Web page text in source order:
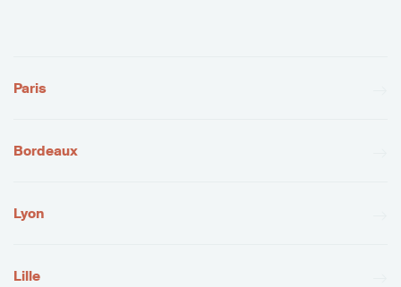
Paris
Bordeaux
Lyon
Lille